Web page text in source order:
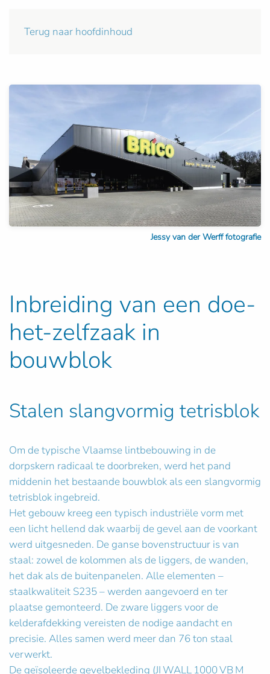
Terug naar hoofdinhoud
Jessy van der Werff fotografie
Inbreiding van een doe-
het-zelfzaak in
bouwblok
Stalen slangvormig tetrisblok
Om de typische Vlaamse lintbebouwing in de
dorpskern radicaal te doorbreken, werd het pand
middenin het bestaande bouwblok als een slangvormig
tetrisblok ingebreid.
Het gebouw kreeg een typisch industriële vorm met
een licht hellend dak waarbij de gevel aan de voorkant
werd uitgesneden. De ganse bovenstructuur is van
staal: zowel de kolommen als de liggers, de wanden,
het dak als de buitenpanelen. Alle elementen –
staalkwaliteit S235 – werden aangevoerd en ter
plaatse gemonteerd. De zware liggers voor de
kelderafdekking vereisten de nodige aandacht en
precisie. Alles samen werd meer dan 76 ton staal
verwerkt.
De geïsoleerde gevelbekleding (JI WALL 1000 VB M